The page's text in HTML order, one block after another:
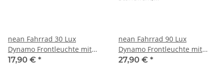
nean Fahrrad 30 Lux
Dynamo Frontleuchte mit
Lichtautomatik, Standlicht,
17,90 € *
nean Fahrrad 90 Lux
Dynamo Frontleuchte mit
Standlicht, Reflektor und
27,90 € *